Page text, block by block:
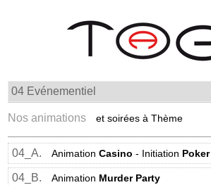
Nos animations et soirées à Thème
04_A. AnimationCasino - Initiation Poker
04_B. Animation Murder Party